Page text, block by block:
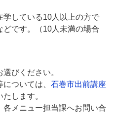
学している10人以上の方で
です。（10人未満の場合
びください。
ついては、 石巻市出前講座
します。
メニュー担当課へお問い合